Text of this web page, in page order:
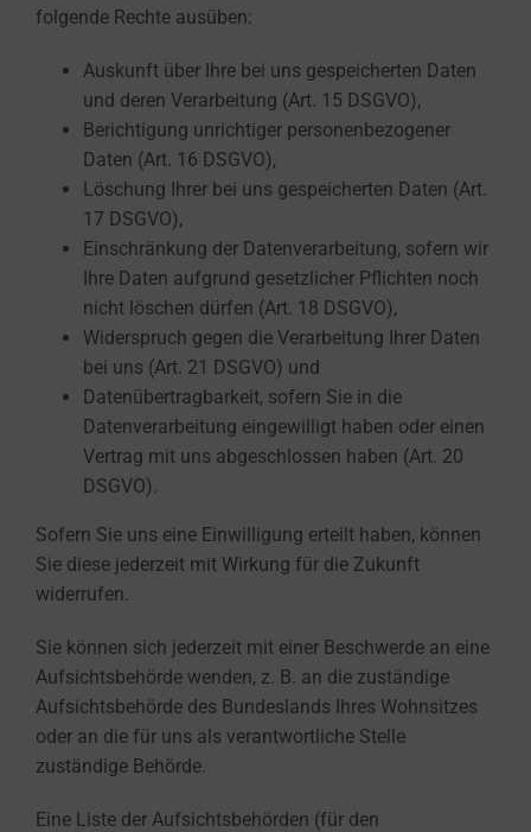
folgende Rechte ausüben:
Auskunft über Ihre bei uns gespeicherten Daten
und deren Verarbeitung (Art. 15 DSGVO),
Berichtigung unrichtiger personenbezogener
Daten (Art. 16 DSGVO),
Löschung Ihrer bei uns gespeicherten Daten (Art.
17 DSGVO),
Einschränkung der Datenverarbeitung, sofern wir
Ihre Daten aufgrund gesetzlicher Pflichten noch
nicht löschen dürfen (Art. 18 DSGVO),
Widerspruch gegen die Verarbeitung Ihrer Daten
bei uns (Art. 21 DSGVO) und
Datenübertragbarkeit, sofern Sie in die
Datenverarbeitung eingewilligt haben oder einen
Vertrag mit uns abgeschlossen haben (Art. 20
DSGVO).
Sofern Sie uns eine Einwilligung erteilt haben, können
Sie diese jederzeit mit Wirkung für die Zukunft
widerrufen.
Sie können sich jederzeit mit einer Beschwerde an eine
Aufsichtsbehörde wenden, z. B. an die zuständige
Aufsichtsbehörde des Bundeslands Ihres Wohnsitzes
oder an die für uns als verantwortliche Stelle
zuständige Behörde.
Eine Liste der Aufsichtsbehörden (für den